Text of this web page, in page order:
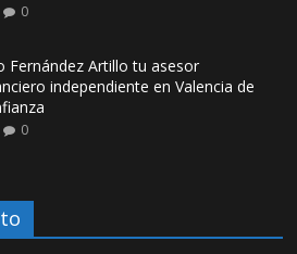
0
Fernández Artillo tu asesor
independiente en Valencia de
0